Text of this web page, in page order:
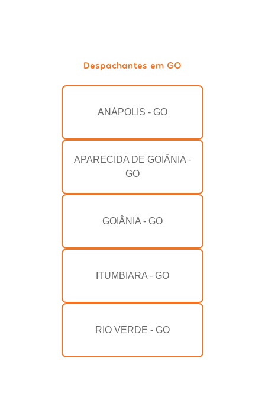
Despachantes em GO
ANÁPOLIS - GO
APARECIDA DE GOIÂNIA -
GO
GOIÂNIA - GO
ITUMBIARA - GO
RIO VERDE - GO